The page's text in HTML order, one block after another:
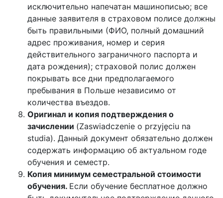
исключительно напечатан машинописью; все
данные заявителя в страховом полисе должны
быть правильными (ФИО, полный домашний
адрес проживания, номер и серия
действительного заграничного паспорта и
дата рождения); страховой полис должен
покрывать все дни предполагаемого
пребывания в Польше независимо от
количества въездов.
Оригинал и копия подтверждения о
зачислении (Zaswiadczenie o przyjęciu na
studia). Данный документ обязательно должен
содержать информацию об актуальном годе
обучения и семестр.
Копия минимум семестральной стоимости
обучения. Если обучение бесплатное должно